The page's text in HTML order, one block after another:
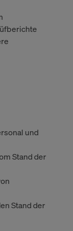
und
Stand der
Stand der